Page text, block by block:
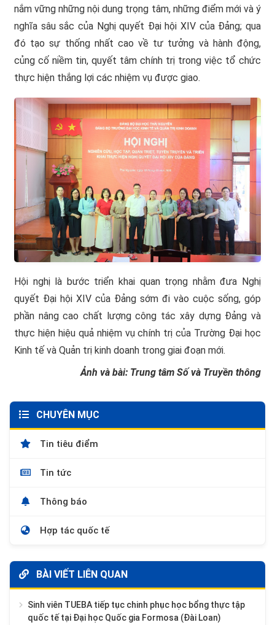
nắm vững những nội dung trọng tâm, những điểm mới và ý
nghĩa sâu sắc của Nghị quyết Đại hội XIV của Đảng; qua
đó tạo sự thống nhất cao về tư tưởng và hành động,
củng cố niềm tin, quyết tâm chính trị trong việc tổ chức
thực hiện thắng lợi các nhiệm vụ được giao.
Hội nghị là bước triển khai quan trọng nhằm đưa Nghị
quyết Đại hội XIV của Đảng sớm đi vào cuộc sống, góp
phần nâng cao chất lượng công tác xây dựng Đảng và
thực hiện hiệu quả nhiệm vụ chính trị của Trường Đại học
Kinh tế và Quản trị kinh doanh trong giai đoạn mới.
Ảnh và bài: Trung tâm Số và Truyền thông
CHUYÊN MỤC
Tin tiêu điểm
Tin tức
Thông báo
Hợp tác quốc tế
BÀI VIẾT LIÊN QUAN
Sinh viên TUEBA tiếp tục chinh phục học bổng thực tập
quốc tế tại Đại học Quốc gia Formosa (Đài Loan)